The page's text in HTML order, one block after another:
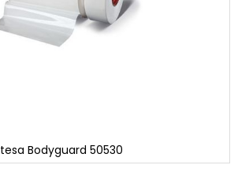
tesa Bodyguard 50530